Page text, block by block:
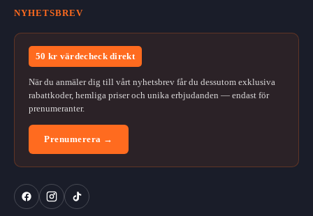
NYHETSBREV
50 kr värdecheck direkt
När du anmäler dig till vårt nyhetsbrev får du dessutom exklusiva
rabattkoder, hemliga priser och unika erbjudanden — endast för
prenumeranter.
Prenumerera →